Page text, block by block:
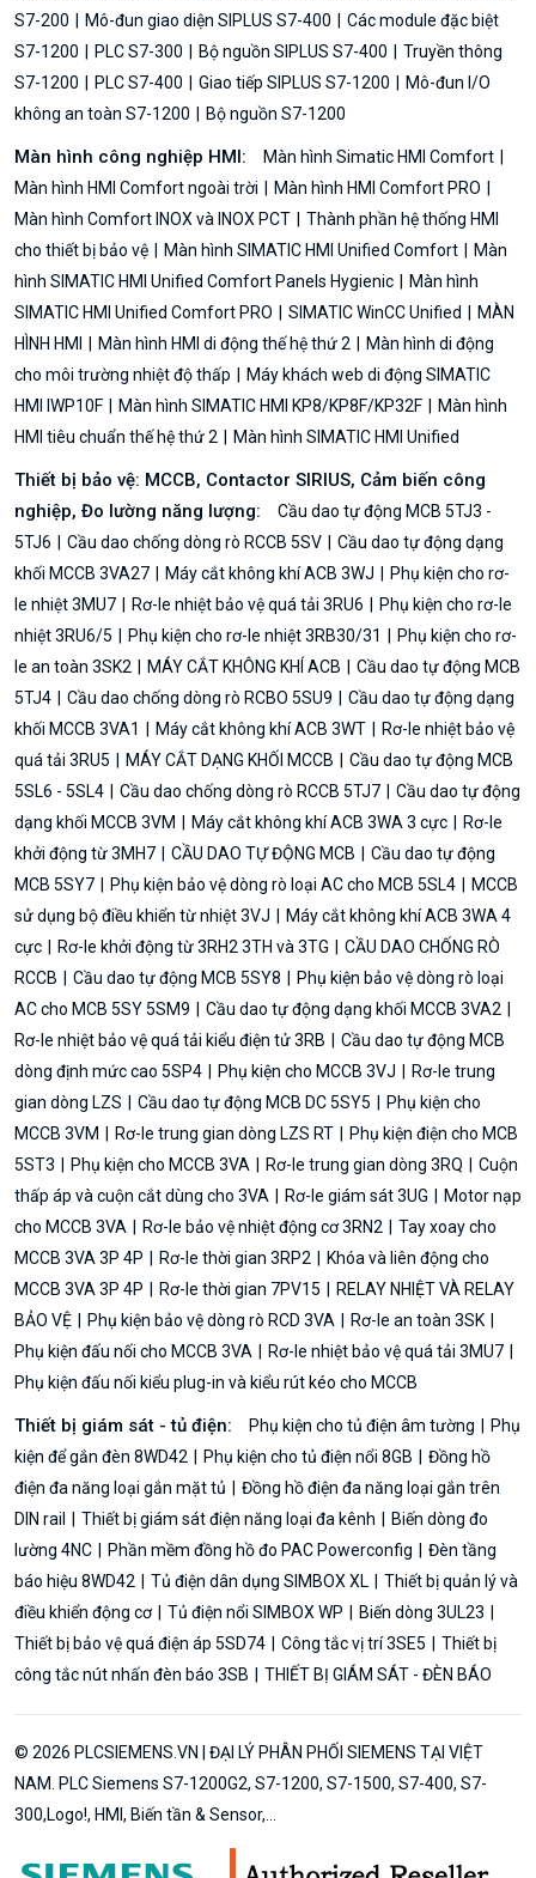
S7-200
Mô-đun giao diện SIPLUS S7-400
Các module đặc biệt
S7-1200
PLC S7-300 Bộ nguồn SIPLUS S7-400
Truyền thông
S7-1200
PLC S7-400 Giao tiếp SIPLUS S7-1200
Mô-đun I/O
không an toàn S7-1200
Bộ nguồn S7-1200
Màn hình công nghiệp HMI:
Màn hình Simatic HMI Comfort
Màn hình HMI Comfort ngoài trời
Màn hình HMI Comfort PRO
Màn hình Comfort INOX và INOX PCT
Thành phần hệ thống HMI
cho thiết bị bảo vệ
Màn hình SIMATIC HMI Unified Comfort
Màn
hình SIMATIC HMI Unified Comfort Panels Hygienic
Màn hình
SIMATIC HMI Unified Comfort PRO
SIMATIC WinCC Unified
MÀN
HÌNH HMI
Màn hình HMI di động thế hệ thứ 2
Màn hình di động
cho môi trường nhiệt độ thấp
Máy khách web di động SIMATIC
HMI IWP10F
Màn hình SIMATIC HMI KP8/KP8F/KP32F
Màn hình
HMI tiêu chuẩn thế hệ thứ 2
Màn hình SIMATIC HMI Unified
Thiết bị bảo vệ: MCCB, Contactor SIRIUS, Cảm biến công
nghiệp, Đo lường năng lượng:
Cầu dao tự động MCB 5TJ3 -
5TJ6
Cầu dao chống dòng rò RCCB 5SV
Cầu dao tự động dạng
khối MCCB 3VA27
Máy cắt không khí ACB 3WJ
Phụ kiện cho rơ-
le nhiệt 3MU7
Rơ-le nhiệt bảo vệ quá tải 3RU6
Phụ kiện cho rơ-le
nhiệt 3RU6/5
Phụ kiện cho rơ-le nhiệt 3RB30/31
Phụ kiện cho rơ-
le an toàn 3SK2
MÁY CẮT KHÔNG KHÍ ACB
Cầu dao tự động MCB
5TJ4
Cầu dao chống dòng rò RCBO 5SU9
Cầu dao tự động dạng
khối MCCB 3VA1
Máy cắt không khí ACB 3WT
Rơ-le nhiệt bảo vệ
quá tải 3RU5
MÁY CẮT DẠNG KHỐI MCCB
Cầu dao tự động MCB
5SL6 - 5SL4
Cầu dao chống dòng rò RCCB 5TJ7
Cầu dao tự động
dạng khối MCCB 3VM
Máy cắt không khí ACB 3WA 3 cực
Rơ-le
khởi động từ 3MH7
CẦU DAO TỰ ĐỘNG MCB
Cầu dao tự động
MCB 5SY7
Phụ kiện bảo vệ dòng rò loại AC cho MCB 5SL4
MCCB
sử dụng bộ điều khiển từ nhiệt 3VJ
Máy cắt không khí ACB 3WA 4
cực
Rơ-le khởi động từ 3RH2 3TH và 3TG
CẦU DAO CHỐNG RÒ
RCCB
Cầu dao tự động MCB 5SY8
Phụ kiện bảo vệ dòng rò loại
AC cho MCB 5SY 5SM9
Cầu dao tự động dạng khối MCCB 3VA2
Rơ-le nhiệt bảo vệ quá tải kiểu điện tử 3RB
Cầu dao tự động MCB
dòng định mức cao 5SP4
Phụ kiện cho MCCB 3VJ
Rơ-le trung
gian dòng LZS
Cầu dao tự động MCB DC 5SY5
Phụ kiện cho
MCCB 3VM
Rơ-le trung gian dòng LZS RT
Phụ kiện điện cho MCB
5ST3
Phụ kiện cho MCCB 3VA Rơ-le trung gian dòng 3RQ
Cuộn
thấp áp và cuộn cắt dùng cho 3VA
Rơ-le giám sát 3UG
Motor nạp
cho MCCB 3VA
Rơ-le bảo vệ nhiệt động cơ 3RN2
Tay xoay cho
MCCB 3VA 3P 4P
Rơ-le thời gian 3RP2
Khóa và liên động cho
MCCB 3VA 3P 4P
Rơ-le thời gian 7PV15
RELAY NHIỆT VÀ RELAY
BẢO VỆ
Phụ kiện bảo vệ dòng rò RCD 3VA
Rơ-le an toàn 3SK
Phụ kiện đấu nối cho MCCB 3VA
Rơ-le nhiệt bảo vệ quá tải 3MU7
Phụ kiện đấu nối kiểu plug-in và kiểu rút kéo cho MCCB
Thiết bị giám sát - tủ điện: Phụ kiện cho tủ điện âm tường
Phụ
kiện để gắn đèn 8WD42
Phụ kiện cho tủ điện nổi 8GB
Đồng hồ
điện đa năng loại gắn mặt tủ
Đồng hồ điện đa năng loại gắn trên
DIN rail
Thiết bị giám sát điện năng loại đa kênh
Biến dòng đo
lường 4NC
Phần mềm đồng hồ đo PAC Powerconfig
Đèn tầng
báo hiệu 8WD42
Tủ điện dân dụng SIMBOX XL
Thiết bị quản lý và
điều khiển động cơ
Tủ điện nổi SIMBOX WP
Biến dòng 3UL23
Thiết bị bảo vệ quá điện áp 5SD74
Công tắc vị trí 3SE5
Thiết bị
công tắc nút nhấn đèn báo 3SB
THIẾT BỊ GIÁM SÁT - ĐÈN BÁO
© 2026 PLCSIEMENS.VN | ĐẠI LÝ PHÂN PHỐI SIEMENS TẠI VIỆT
NAM. PLC Siemens S7-1200G2, S7-1200, S7-1500, S7-400, S7-
300,Logo!, HMI, Biến tần & Sensor,...